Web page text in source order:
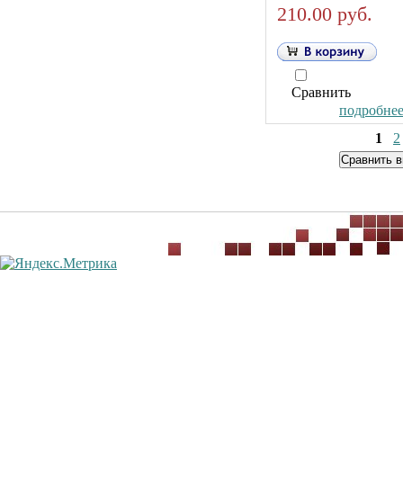
210.00 руб.
Сравнить
1
2